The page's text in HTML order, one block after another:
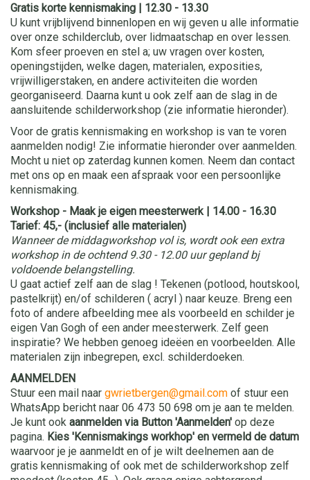
Gratis korte kennismaking | 12.30 - 13.30
U kunt vrijblijvend binnenlopen en wij geven u alle informatie
over onze schilderclub, over lidmaatschap en over lessen.
Kom sfeer proeven en stel a; uw vragen over kosten,
openingstijden, welke dagen, materialen, exposities,
vrijwilligerstaken, en andere activiteiten die worden
georganiseerd. Daarna kunt u ook zelf aan de slag in de
aansluitende schilderworkshop (zie informatie hieronder).
Voor de gratis kennismaking en workshop is van te voren
aanmelden nodig! Zie informatie hieronder over aanmelden.
Mocht u niet op zaterdag kunnen komen. Neem dan contact
met ons op en maak een afspraak voor een persoonlijke
kennismaking.
Workshop - Maak je eigen meesterwerk | 14.00 - 16.30
Tarief: 45,- (inclusief alle materialen)
Wanneer de middagworkshop vol is, wordt ook een extra
workshop in de ochtend 9.30 - 12.00 uur gepland bj
voldoende belangstelling.
U gaat actief zelf aan de slag ! Tekenen (potlood, houtskool,
pastelkrijt) en/of schilderen ( acryl ) naar keuze. Breng een
foto of andere afbeelding mee als voorbeeld en schilder je
eigen Van Gogh of een ander meesterwerk. Zelf geen
inspiratie? We hebben genoeg ideëen en voorbeelden. Alle
materialen zijn inbegrepen, excl. schilderdoeken.
AANMELDEN
Stuur een mail naar gwrietbergen@gmail.com of stuur een
WhatsApp bericht naar 06 473 50 698 om je aan te melden.
Je kunt ook aanmelden via Button 'Aanmelden' op deze
pagina. Kies 'Kennismakings workhop' en vermeld de datum
waarvoor je je aanmeldt en of je wilt deelnemen aan de
gratis kennismaking of ook met de schilderworkshop zelf